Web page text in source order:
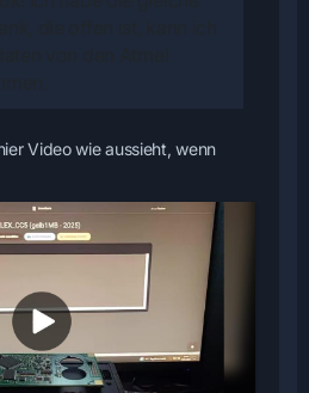
Video wie aussieht, wenn